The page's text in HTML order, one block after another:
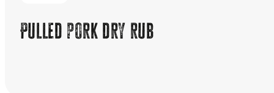
Pulled pork dry rub